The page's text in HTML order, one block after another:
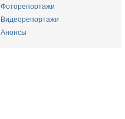
Фоторепортажи
Видеорепортажи
Анонсы